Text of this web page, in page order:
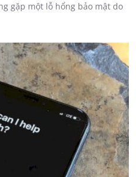
gặp một lỗ hổng bảo mật do